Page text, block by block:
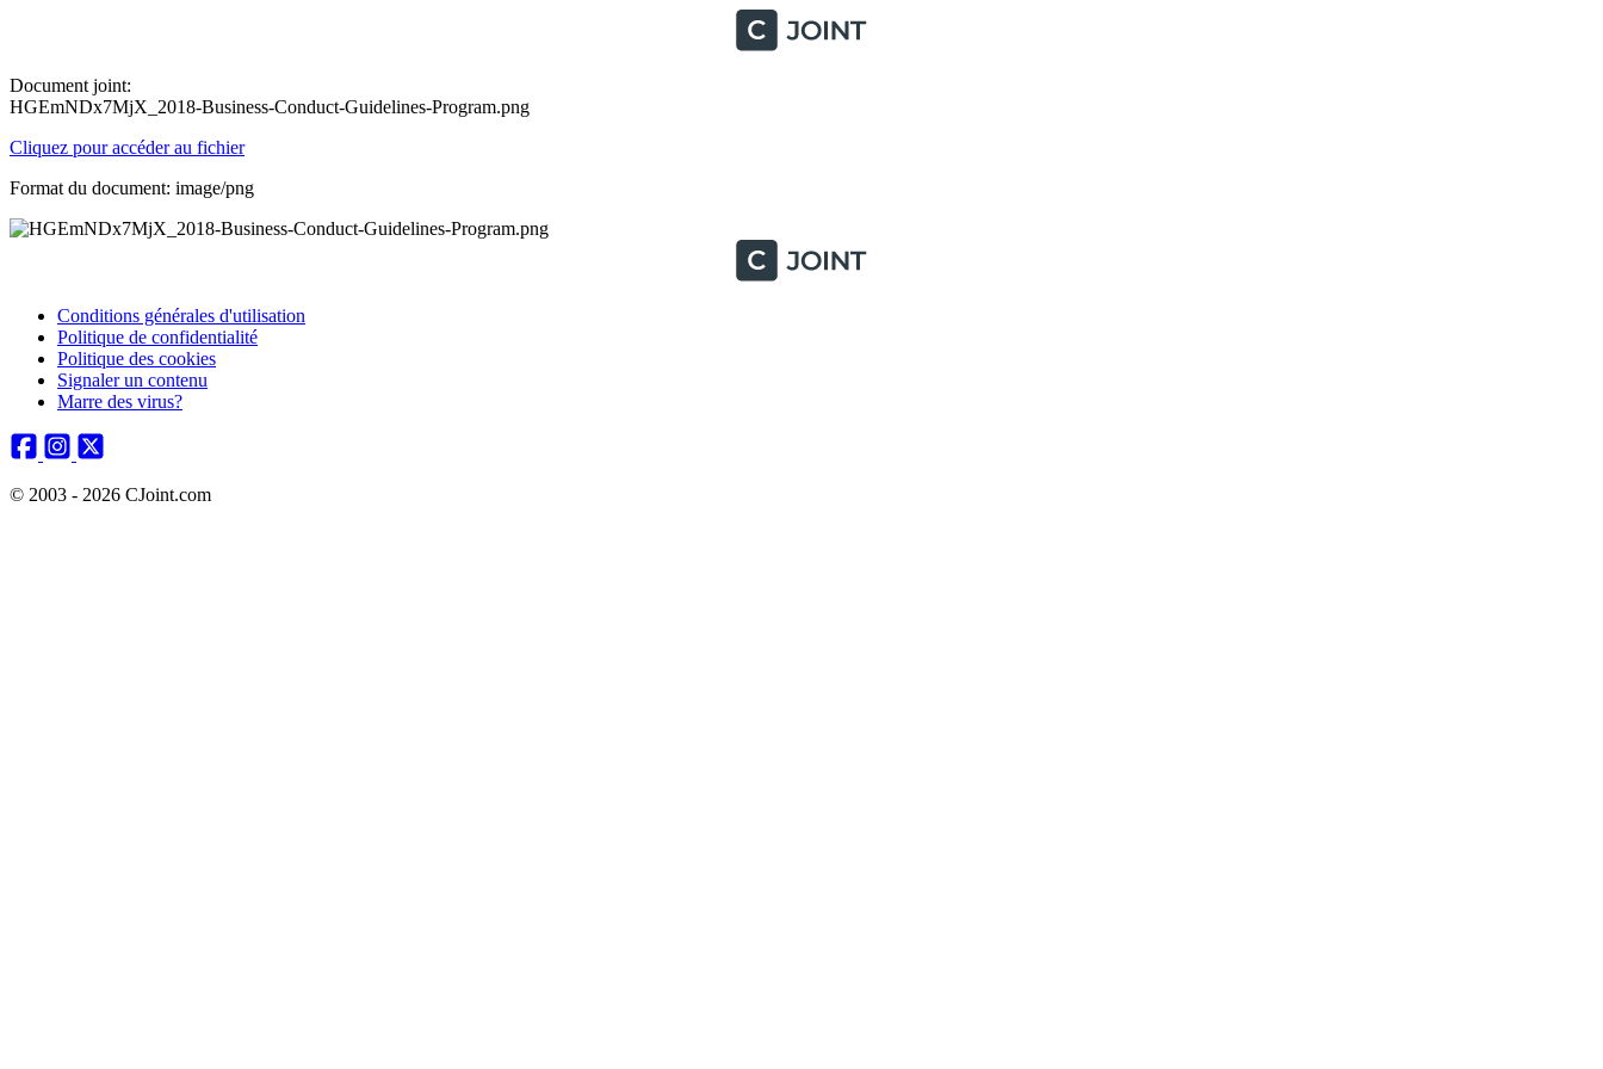
Document joint:
HGEmNDx7MjX_2018-Business-Conduct-Guidelines-Program.png
Cliquez pour accéder au fichier
Format du document: image/png
Conditions générales d'utilisation
Politique de confidentialité
Politique des cookies
Signaler un contenu
Marre des virus?
© 2003 - 2026 CJoint.com